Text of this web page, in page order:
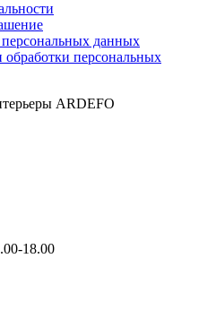
персональных данных
персональных
ARDEFO
18.00